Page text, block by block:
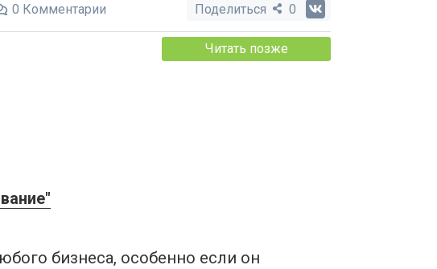
0 Комментарии Поделиться 0
Читать позже
бизнеса, особенно если он